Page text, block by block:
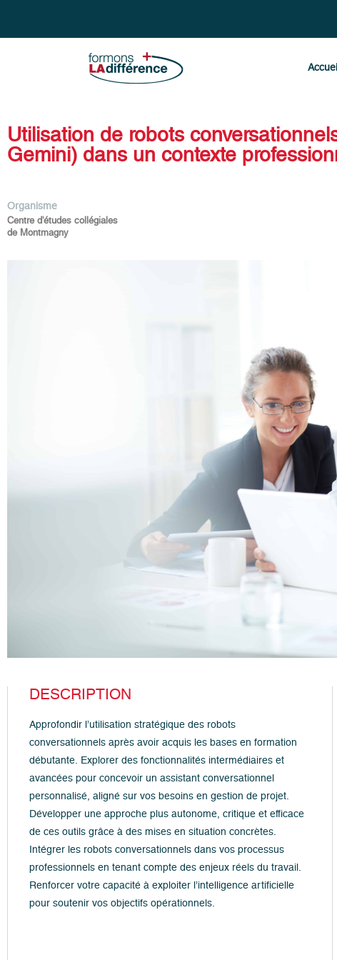
Utilisation de robots
Gemini) dans un contexte
Organisme
Centre d'études collégiales
de Montmagny
DESCRIPTION
Approfondir l’utilisation stratégique des robots
conversationnels après avoir acquis les bases en formation
débutante. Explorer des fonctionnalités intermédiaires et
avancées pour concevoir un assistant conversationnel
personnalisé, aligné sur vos besoins en gestion de projet.
Développer une approche plus autonome, critique et efficace
de ces outils grâce à des mises en situation concrètes.
Intégrer les robots conversationnels dans vos processus
professionnels en tenant compte des enjeux réels du travail.
Renforcer votre capacité à exploiter l’intelligence artificielle
pour soutenir vos objectifs opérationnels.